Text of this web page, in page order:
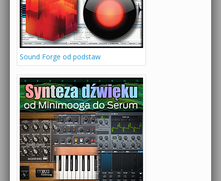
Sound Forge od podstaw